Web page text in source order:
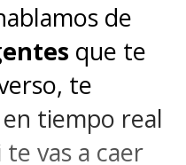
de
que te
te
tiempo real
vas a caer